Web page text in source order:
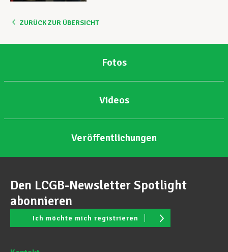
ZURÜCK ZUR ÜBERSICHT
Fotos
Videos
Veröffentlichungen
Den LCGB-Newsletter Spotlight
abonnieren
Ich möchte mich registrieren